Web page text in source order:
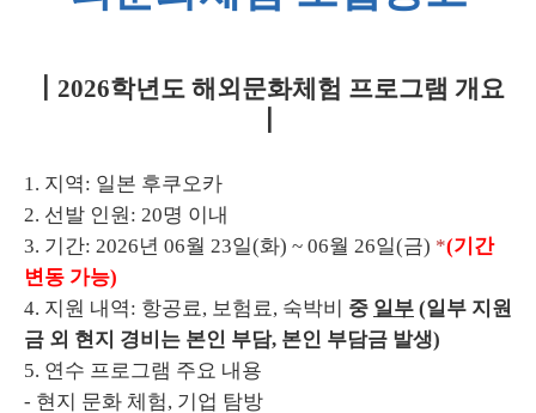
┃2026학년도 해외문화체험 프로그램 개요
1. 지역: 일본 후쿠오카
2. 선발 인원: 20명 이내
3. 기간: 2026년 06월 23일(화) ~ 06월 26일(금) *(기간
변동 가능)
4. 지원 내역: 항공료, 보험료, 숙박비 중 일부 (일부 지원
금 외 현지 경비는 본인 부담, 본인 부담금 발생)
5. 연수 프로그램 주요 내용
- 현지 문화 체험, 기업 탐방